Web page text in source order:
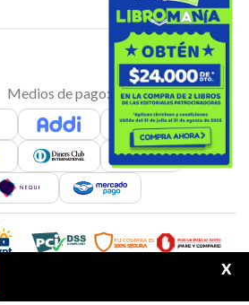
X
Medios de pago: